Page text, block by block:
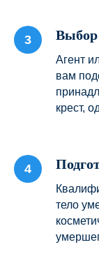
Выбор
Агент
вам
крест,
тело